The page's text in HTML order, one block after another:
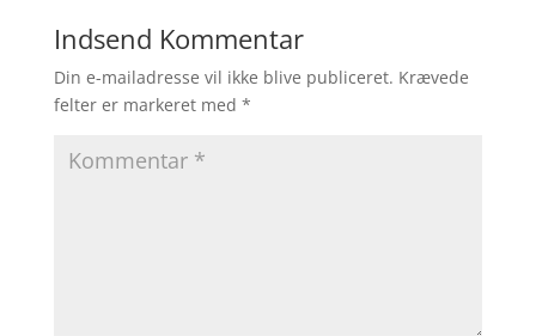
Indsend Kommentar
Din e-mailadresse vil ikke blive publiceret. Krævede
felter er markeret med *